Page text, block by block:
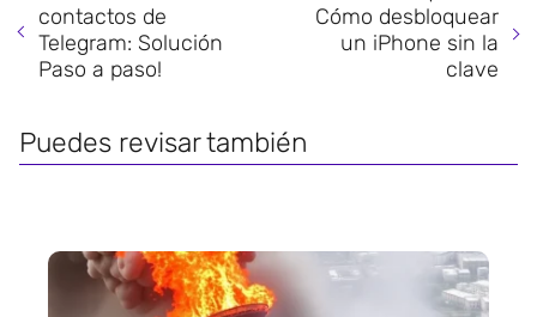
contactos de
Telegram: Solución
Paso a paso!
Cómo desbloquear
un iPhone sin la
clave
Puedes revisar también